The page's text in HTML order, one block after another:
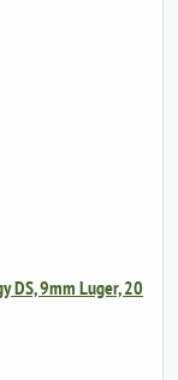
DS, 9mm Luger, 20